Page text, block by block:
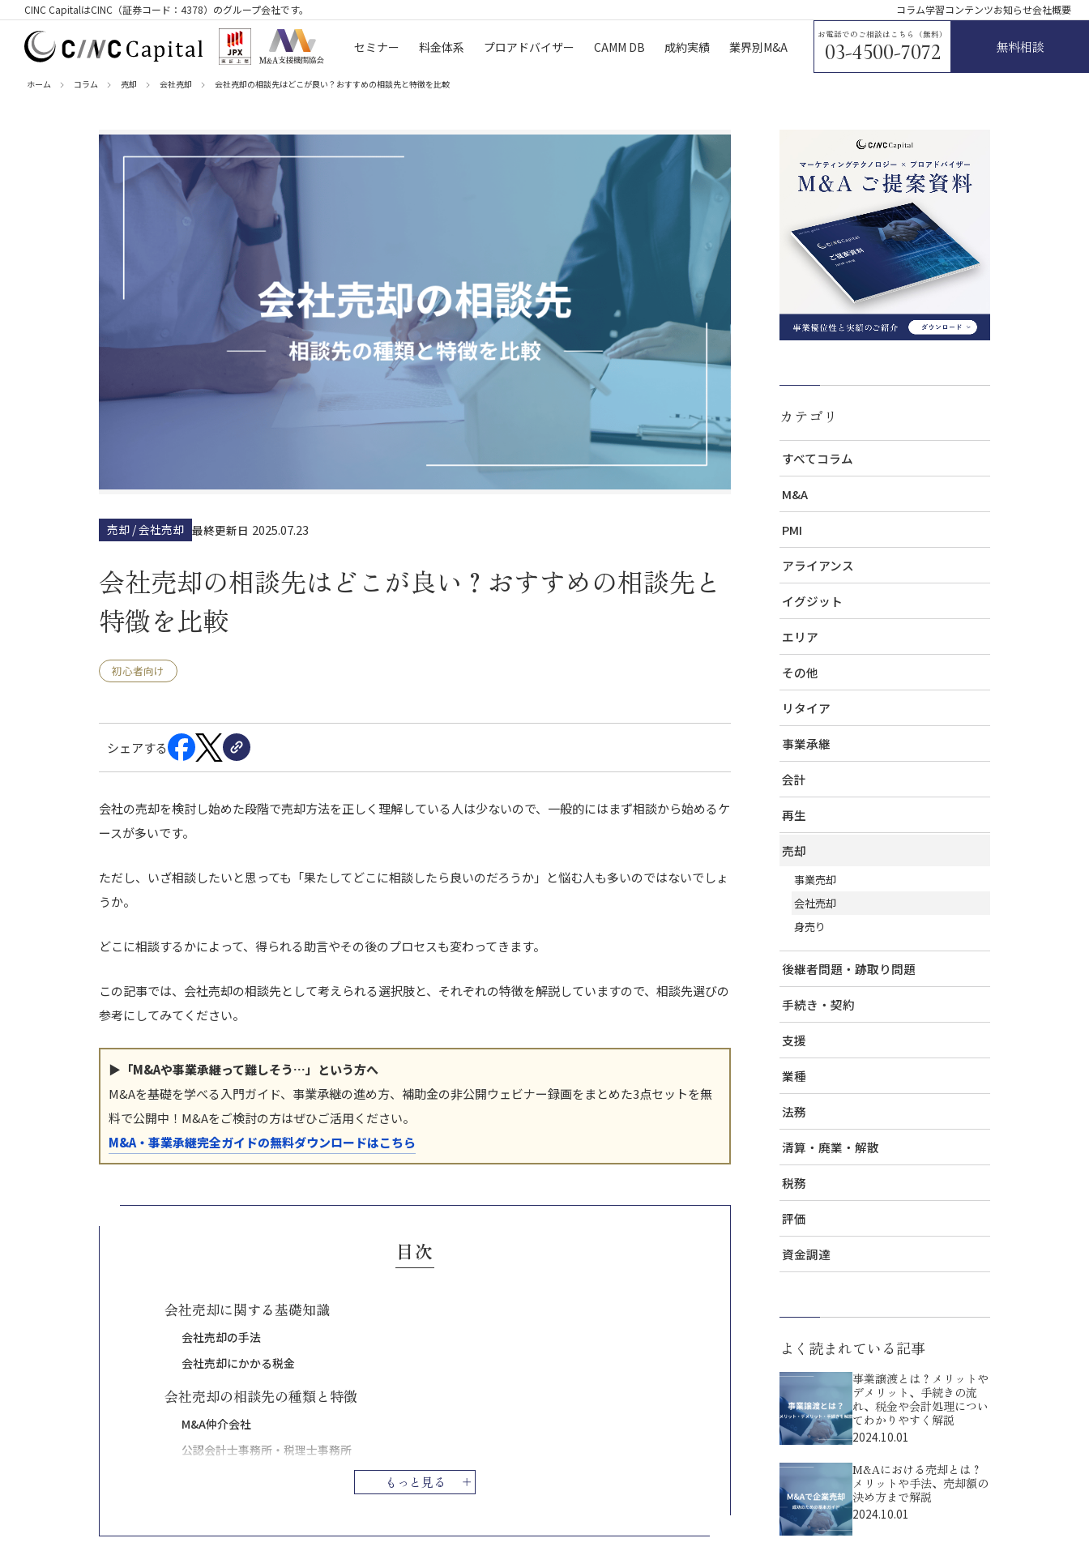
CINC CapitalはCINC（証券コード：4378）のグループ会社です。 コラム学習コンテンツお知らせ会社概要
セミナー 料金体系 プロアドバイザー CAMM DB 成約実績 業界別M&A
お電話でのご相談はこちら（無料）
03-4500-7072 無料相談
ホーム コラム 売却 会社売却 会社売却の相談先はどこが良い？おすすめの相談先と特徴を比較
売却 / 会社売却 最終更新日 2025.07.23
会社売却の相談先はどこが良い？おすすめの相談先と
特徴を比較
初心者向け
シェアする
会社の売却を検討し始めた段階で売却方法を正しく理解している人は少ないので、一般的にはまず相談から始めるケ
ースが多いです。
ただし、いざ相談したいと思っても「果たしてどこに相談したら良いのだろうか」と悩む人も多いのではないでしょ
うか。
どこに相談するかによって、得られる助言やその後のプロセスも変わってきます。
この記事では、会社売却の相談先として考えられる選択肢と、それぞれの特徴を解説していますので、相談先選びの
参考にしてみてください。
▶「M&Aや事業承継って難しそう…」という方へ
M&Aを基礎を学べる入門ガイド、事業承継の進め方、補助金の非公開ウェビナー録画をまとめた3点セットを無
料で公開中！M&Aをご検討の方はぜひご活用ください。
M&A・事業承継完全ガイドの無料ダウンロードはこちら
目次
もっと見る
会社売却に関する基礎知識
会社売却の手法
会社売却にかかる税金
会社売却の相談先の種類と特徴
M&A仲介会社
公認会計士事務所・税理士事務所
カテゴリ
すべてコラム
M&A
PMI
アライアンス
イグジット
エリア
その他
リタイア
事業承継
会計
再生
売却
事業売却
会社売却
身売り
後継者問題・跡取り問題
手続き・契約
支援
業種
法務
清算・廃業・解散
税務
評価
資金調達
よく読まれている記事
事業譲渡とは？メリットや
デメリット、手続きの流
れ、税金や会計処理につい
てわかりやすく解説
2024.10.01
M&Aにおける売却とは？
メリットや手法、売却額の
決め方まで解説
2024.10.01